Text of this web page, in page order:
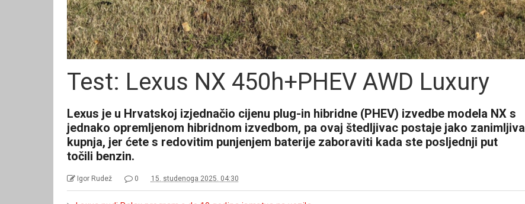
Test: Lexus NX 450h+PHEV AWD Luxury
Lexus je u Hrvatskoj izjednačio cijenu plug-in hibridne (PHEV) izvedbe modela NX s
jednako opremljenom hibridnom izvedbom, pa ovaj štedljivac postaje jako zanimljiva
kupnja, jer ćete s redovitim punjenjem baterije zaboraviti kada ste posljednji put
točili benzin.
Igor Rudež 0 15. studenoga 2025. 04:30